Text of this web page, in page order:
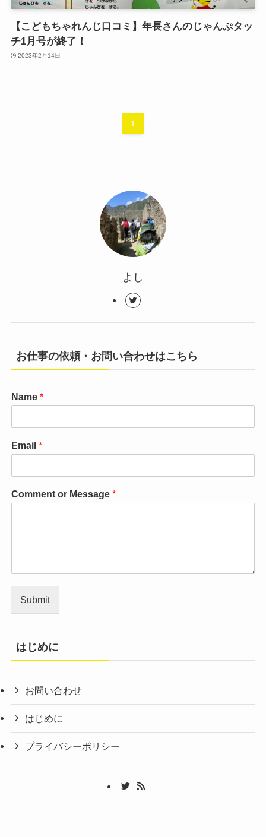
【こどもちゃれんじ口コミ】年長さんのじゃんぷタッ
チ1月号が終了！
2023年2月14日
1
よし
お仕事の依頼・お問い合わせはこちら
Name *
Email *
Comment or Message *
Submit
はじめに
お問い合わせ
はじめに
プライバシーポリシー